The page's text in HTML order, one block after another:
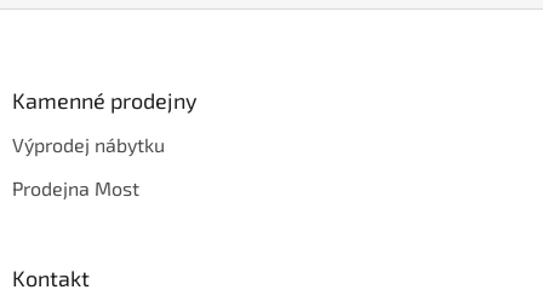
Kamenné prodejny
Výprodej nábytku
Prodejna Most
Kontakt